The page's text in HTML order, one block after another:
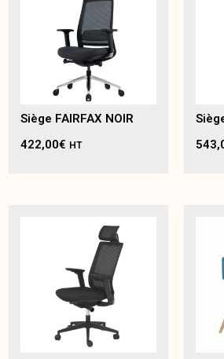
Siège FAIRFAX NOIR
422,00€ HT